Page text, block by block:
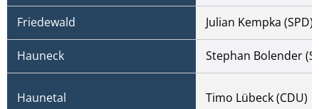
Friedewald Julian Kempka (SPD)
Hauneck Stephan Bolender
Haunetal Timo Lübeck (CDU)